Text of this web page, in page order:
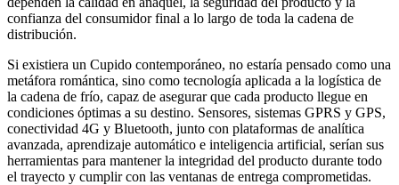
confianza del consumidor final a lo largo de toda la cadena de
distribución.
Si existiera un Cupido contemporáneo, no estaría pensado como una
metáfora romántica, sino como tecnología aplicada a la logística de
la cadena de frío, capaz de asegurar que cada producto llegue en
condiciones óptimas a su destino. Sensores, sistemas GPRS y GPS,
conectividad 4G y Bluetooth, junto con plataformas de analítica
avanzada, aprendizaje automático e inteligencia artificial, serían sus
herramientas para mantener la integridad del producto durante todo
el trayecto y cumplir con las ventanas de entrega comprometidas.